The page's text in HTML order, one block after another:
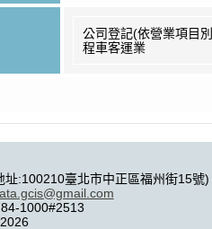
公司登記(依營業項目
程車客運業
址:100210臺北市中正區福州街15號)
1000#2513